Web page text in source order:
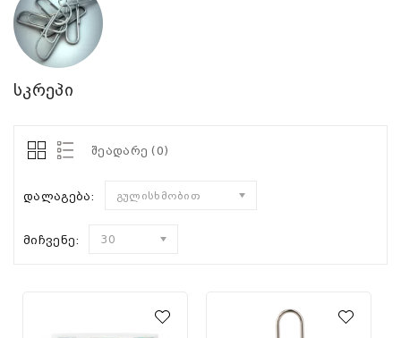
სკრეპი
შეადარე (0)
დალაგება: გულისხმობით
მიჩვენე: 30